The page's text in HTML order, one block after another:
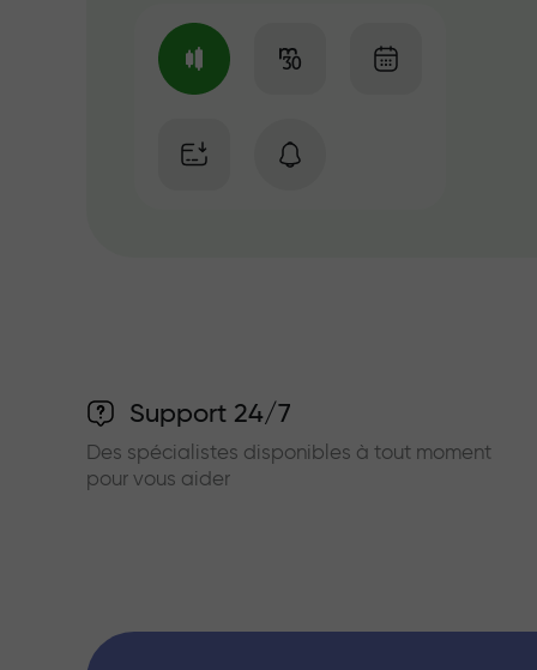
Support 24/7
Des spécialistes disponibles à tout moment
pour vous aider